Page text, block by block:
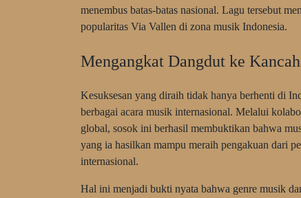
menembus batas-batas nasional. Lagu tersebut
popularitas Via Vallen di zona musik Indonesia.
Mengangkat Dangdut ke
Kesuksesan yang diraih tidak hanya berhenti di
berbagai acara musik internasional. Melalui
global, sosok ini berhasil membuktikan bahwa
yang ia hasilkan mampu meraih pengakuan dari
internasional.
Hal ini menjadi bukti nyata bahwa genre musik